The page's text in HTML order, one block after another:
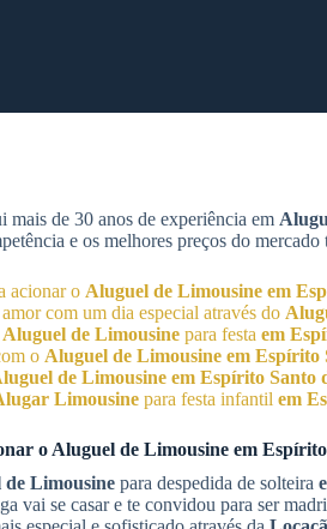
mais de 30 anos de experiência em
e os melhores preços do
acionar o Aluguel de Limousine em
com um dia especial através do
Aluguel de Limousine para festa em
o Aluguel de Limousine em Espírito
de Limousine em Espírito Santo
Limousine para festa infantil em
o Aluguel de Limousine em
de Limousine para despedida de solteira
vai se casar e te convidou para ser